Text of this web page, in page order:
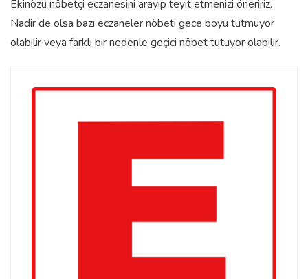
Ekinözü nöbetçi eczanesini arayıp teyit etmenizi öneririz.
Nadir de olsa bazı eczaneler nöbeti gece boyu tutmuyor
olabilir veya farklı bir nedenle geçici nöbet tutuyor olabilir.